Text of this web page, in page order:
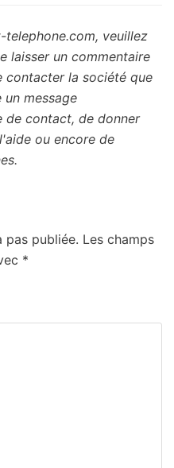
veuillez
laisser un commentaire
contacter la société que
message
de contact, de donner
ou encore de
pas publiée. Les champs
*